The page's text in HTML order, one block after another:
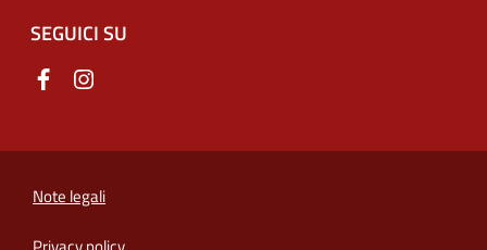
SEGUICI SU
Note legali